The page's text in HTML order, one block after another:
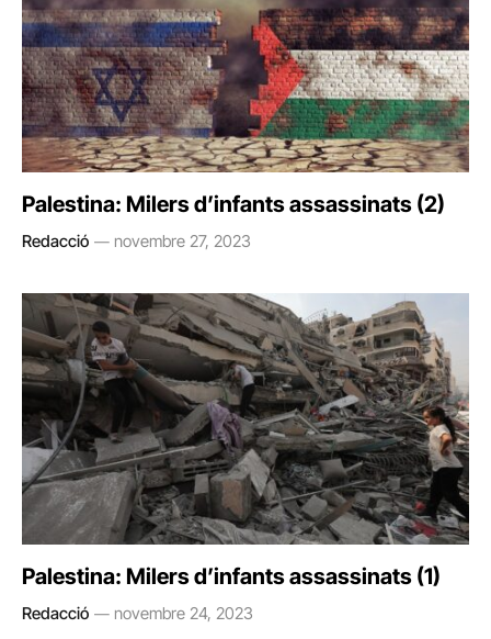
Palestina: Milers d’infants assassinats (2)
Redacció novembre 27, 2023
Palestina: Milers d’infants assassinats (1)
Redacció novembre 24, 2023